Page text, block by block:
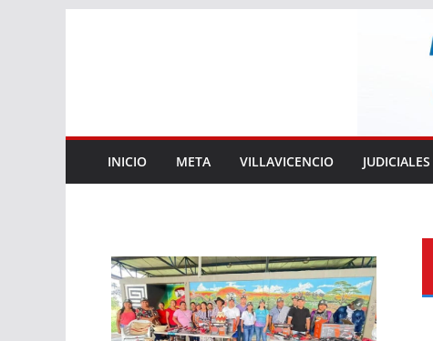
INICIO META VILLAVICENCIO JUDICIALES